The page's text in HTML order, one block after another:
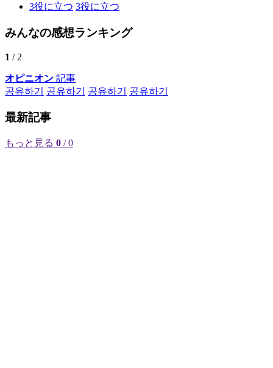
3役に立つ 3役に立つ
みんなの感想ランキング
1 / 2
オピニオン 記事
공유하기
공유하기 공유하기 공유하기
最新記事
もっと見る 0 / 0